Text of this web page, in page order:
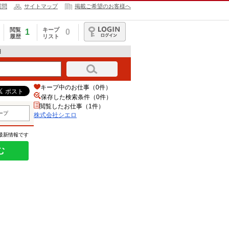
問 サイトマップ 掲載ご希望のお客様へ
閲覧
履歴
1
キープ
リスト
0
ログイン
プ
新情報です
キープ中のお仕事（0件）
保存した検索条件（0件）
閲覧したお仕事（1件）
株式会社シエロ